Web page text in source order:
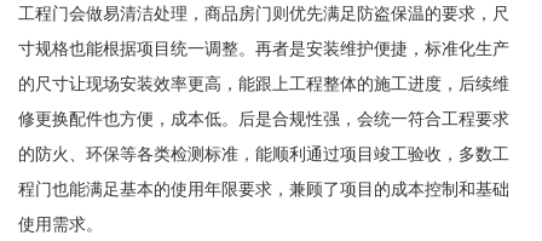
工程门会做易清洁处理，商品房门则优先满足防盗保温的要求，尺
寸规格也能根据项目统一调整。再者是安装维护便捷，标准化生产
的尺寸让现场安装效率更高，能跟上工程整体的施工进度，后续维
修更换配件也方便，成本低。后是合规性强，会统一符合工程要求
的防火、环保等各类检测标准，能顺利通过项目竣工验收，多数工
程门也能满足基本的使用年限要求，兼顾了项目的成本控制和基础
使用需求。